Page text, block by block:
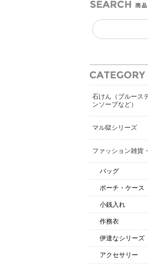
石けん（ブルース
ンソープなど）
マル獄シリーズ
ファッション雑貨
バッグ
ポーチ・ケース
小銭入れ
作務衣
伊達なシリーズ
アクセサリー